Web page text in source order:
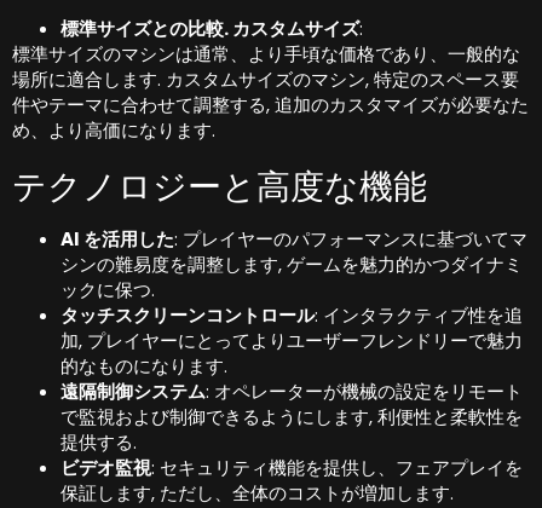
標準サイズとの比較. カスタムサイズ:
標準サイズのマシンは通常、より手頃な価格であり、一般的な
場所に適合します. カスタムサイズのマシン, 特定のスペース要
件やテーマに合わせて調整する, 追加のカスタマイズが必要なた
め、より高価になります.
テクノロジーと高度な機能
AI を活用した: プレイヤーのパフォーマンスに基づいてマ
シンの難易度を調整します, ゲームを魅力的かつダイナミ
ックに保つ.
タッチスクリーンコントロール: インタラクティブ性を追
加, プレイヤーにとってよりユーザーフレンドリーで魅力
的なものになります.
遠隔制御システム: オペレーターが機械の設定をリモート
で監視および制御できるようにします, 利便性と柔軟性を
提供する.
ビデオ監視: セキュリティ機能を提供し、フェアプレイを
保証します, ただし、全体のコストが増加します.